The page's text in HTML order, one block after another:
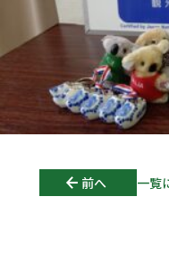
Post
前へ 一覧